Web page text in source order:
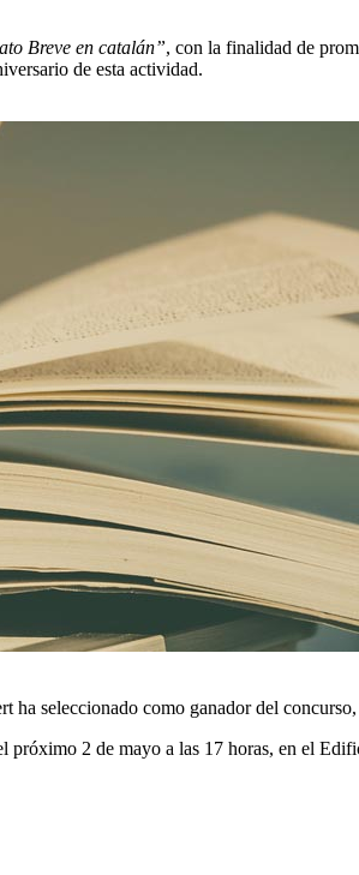
Breve en catalán”, con la finalidad de
de esta actividad.
seleccionado como ganador del
2 de mayo a las 17 horas, en el